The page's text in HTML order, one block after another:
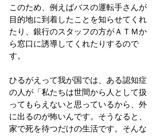
このため、例えばバスの運転手さんが
目的地に到着したことを知らせてくれ
たり、銀行のスタッフの方がＡＴＭか
ら窓口に誘導してくれたりするので
す。
ひるがえって我が国では、ある認知症
の人が「私たちは世間から人として扱
ってもらえないと思っているから、外
に出るのが怖いんです。そうなると、
家で死を待つだけの生活です。そんな